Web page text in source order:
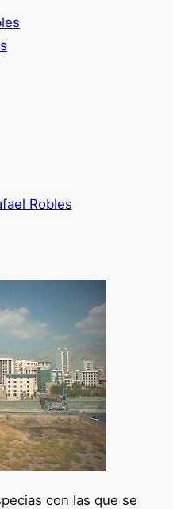
Robles
con las que se